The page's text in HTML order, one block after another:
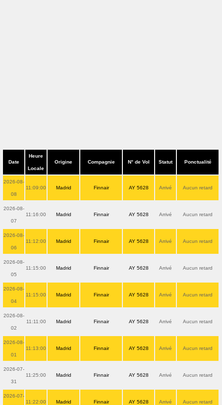
Date
Heure
Locale
Origine Compagnie N° de Vol Statut Ponctualité
2026-08-
08
11:09:00 Madrid Finnair AY 5628 Arrivé Aucun retard
2026-08-
07
11:16:00 Madrid Finnair AY 5628 Arrivé Aucun retard
2026-08-
06
11:12:00 Madrid Finnair AY 5628 Arrivé Aucun retard
2026-08-
05
11:15:00 Madrid Finnair AY 5628 Arrivé Aucun retard
2026-08-
04
11:15:00 Madrid Finnair AY 5628 Arrivé Aucun retard
2026-08-
02
11:11:00 Madrid Finnair AY 5628 Arrivé Aucun retard
2026-08-
01
11:13:00 Madrid Finnair AY 5628 Arrivé Aucun retard
2026-07-
31
11:25:00 Madrid Finnair AY 5628 Arrivé Aucun retard
2026-07-
11:22:00 Madrid Finnair AY 5628 Arrivé Aucun retard